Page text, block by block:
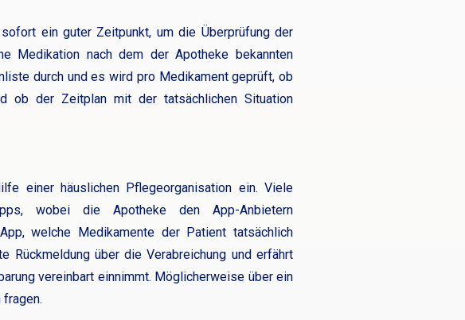
ein guter Zeitpunkt, um die Überprüfung der
Medikation nach dem der Apotheke bekannten
durch und es wird pro Medikament geprüft, ob
ob der Zeitplan mit der tatsächlichen Situation
einer häuslichen Pflegeorganisation ein. Viele
wobei die Apotheke den App-Anbietern
welche Medikamente der Patient tatsächlich
Rückmeldung über die Verabreichung und erfährt
vereinbart einnimmt. Möglicherweise über ein